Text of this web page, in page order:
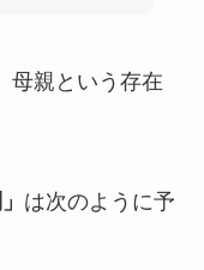
母親という存在
は次のように予